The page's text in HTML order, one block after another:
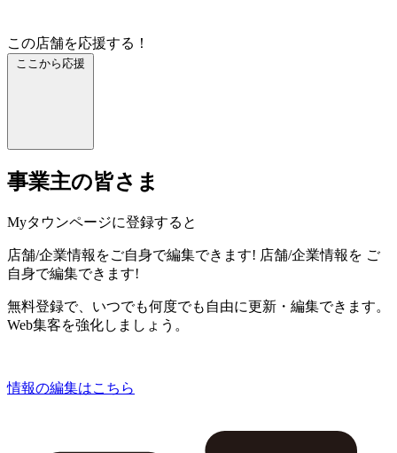
この店舗を応援する！
ここから応援
事業主の皆さま
Myタウンページに登録すると
店舗/企業情報をご自身で編集できます! 店舗/企業情報を ご
自身で編集できます!
無料登録で、いつでも何度でも自由に更新・編集できます。
Web集客を強化しましょう。
情報の編集はこちら